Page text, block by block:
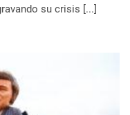
su crisis [...]